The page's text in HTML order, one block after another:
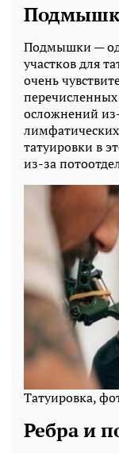
Подмышки —
участков для
очень
осложнений
татуировки в
из-за
Татуировка,
Ребра и